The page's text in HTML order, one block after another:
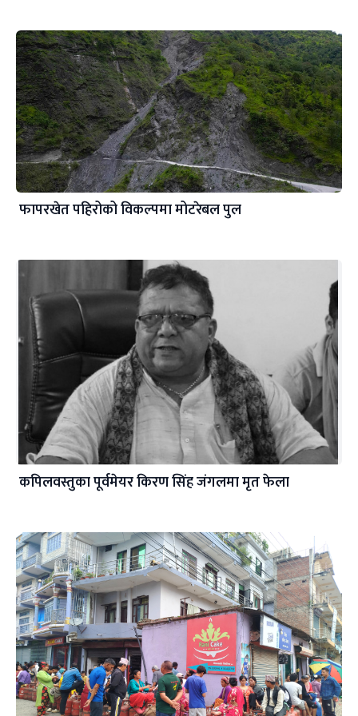
फापरखेत पहिरोको विकल्पमा मोटरेबल पुल
कपिलवस्तुका पूर्वमेयर किरण सिंह जंगलमा मृत फेला